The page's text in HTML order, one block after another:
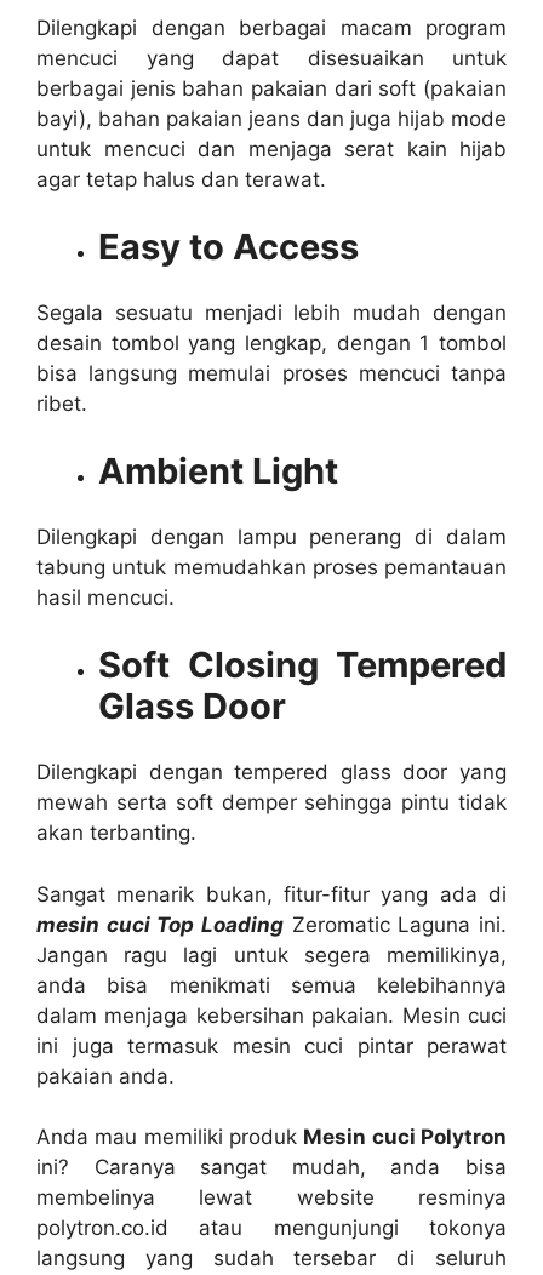
Dilengkapi dengan berbagai macam program
mencuci yang dapat disesuaikan untuk
berbagai jenis bahan pakaian dari soft (pakaian
bayi), bahan pakaian jeans dan juga hijab mode
untuk mencuci dan menjaga serat kain hijab
agar tetap halus dan terawat.
Easy to Access
Segala sesuatu menjadi lebih mudah dengan
desain tombol yang lengkap, dengan 1 tombol
bisa langsung memulai proses mencuci tanpa
ribet.
Ambient Light
Dilengkapi dengan lampu penerang di dalam
tabung untuk memudahkan proses pemantauan
hasil mencuci.
Soft Closing Tempered
Glass Door
Dilengkapi dengan tempered glass door yang
mewah serta soft demper sehingga pintu tidak
akan terbanting.
Sangat menarik bukan, fitur-fitur yang ada di
mesin cuci Top Loading Zeromatic Laguna ini.
Jangan ragu lagi untuk segera memilikinya,
anda bisa menikmati semua kelebihannya
dalam menjaga kebersihan pakaian. Mesin cuci
ini juga termasuk mesin cuci pintar perawat
pakaian anda.
Anda mau memiliki produk Mesin cuci Polytron
ini? Caranya sangat mudah, anda bisa
membelinya lewat website resminya
polytron.co.id atau mengunjungi tokonya
langsung yang sudah tersebar di seluruh